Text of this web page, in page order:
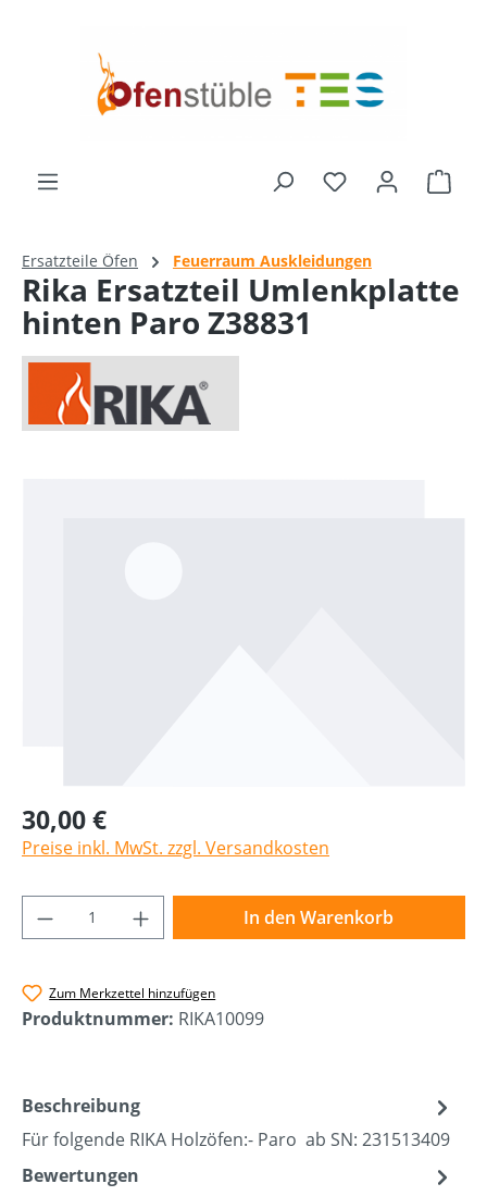
Ersatzteile Öfen Feuerraum Auskleidungen
Rika Ersatzteil Umlenkplatte
hinten Paro Z38831
30,00 €
Preise inkl. MwSt. zzgl. Versandkosten
Produkt Anzahl: Gib den gewünschten
In den Warenkorb
Zum Merkzettel hinzufügen
Produktnummer: RIKA10099
Beschreibung
Für folgende RIKA Holzöfen:- Paro ab SN: 231513409
Bewertungen